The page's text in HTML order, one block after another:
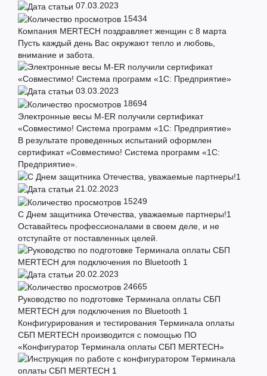
07.03.2023
15434
Компания MERTECH поздравляет женщин с 8 марта
Пусть каждый день Вас окружают тепло и любовь,
внимание и забота.
03.03.2023
18694
Электронные весы M-ER получили сертификат
«Совместимо! Система программ «1С: Предприятие»
В результате проведенных испытаний оформлен
сертификат «Совместимо! Система программ «1С:
Предприятие».
21.02.2023
15249
С Днем защитника Отечества, уважаемые партнеры!1
Оставайтесь профессионалами в своем деле, и не
отступайте от поставленных целей.
20.02.2023
24665
Руководство по подготовке Терминала оплаты СБП
MERTECH для подключения по Bluetooth 1
Конфигурирования и тестирования Терминала оплаты
СБП MERTECH производится с помощью ПО
«Конфигуратор Терминала оплаты СБП MERTECH»